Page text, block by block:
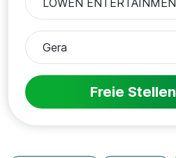
Freie